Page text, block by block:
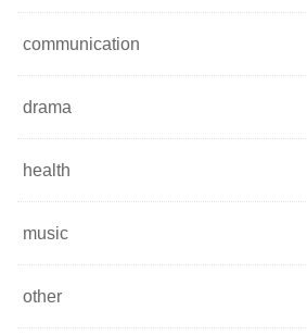
communication
drama
health
music
other